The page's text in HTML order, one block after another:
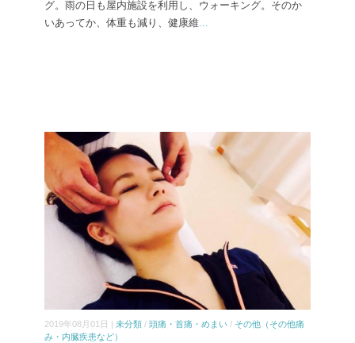
グ。雨の日も屋内施設を利用し、ウォーキング。そのか
いあってか、体重も減り、健康維...
2019年08月01日 | 未分類 / 頭痛・首痛・めまい / その他（その他痛
み・内臓疾患など）